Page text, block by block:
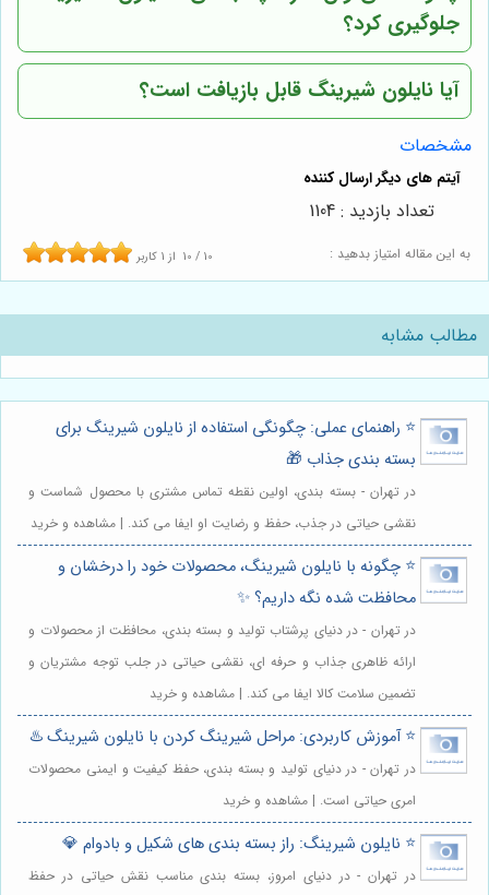
جلوگیری کرد؟
آیا نایلون شیرینگ قابل بازیافت است؟
مشخصات
به این مقاله امتیاز بدهید : 10 / 10 از 1 کاربر
تعداد بازدید : 1104
مطالب مشابه
⭐️ راهنمای عملی: چگونگی استفاده از نایلون شیرینگ برای
بسته بندی جذاب 🎁
در تهران - بسته بندی، اولین نقطه تماس مشتری با محصول شماست و
نقشی حیاتی در جذب، حفظ و رضایت او ایفا می کند. | مشاهده و خرید
⭐️ چگونه با نایلون شیرینگ، محصولات خود را درخشان و
محافظت شده نگه داریم؟ ✨
در تهران - در دنیای پرشتاب تولید و بسته بندی، محافظت از محصولات و
ارائه ظاهری جذاب و حرفه ای، نقشی حیاتی در جلب توجه مشتریان و
تضمین سلامت کالا ایفا می کند. | مشاهده و خرید
⭐️ آموزش کاربردی: مراحل شیرینگ کردن با نایلون شیرینگ ♨️
در تهران - در دنیای تولید و بسته بندی، حفظ کیفیت و ایمنی محصولات
امری حیاتی است. | مشاهده و خرید
⭐️ نایلون شیرینگ: راز بسته بندی های شکیل و بادوام 💎
در تهران - در دنیای امروز، بسته بندی مناسب نقش حیاتی در حفظ